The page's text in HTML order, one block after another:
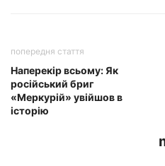
попередня стаття
Наперекір всьому: Як
російський бриг
«Меркурій» увійшов в
історію